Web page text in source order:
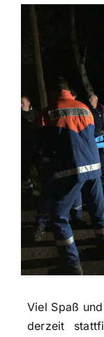
Viel Spaß
derzeit